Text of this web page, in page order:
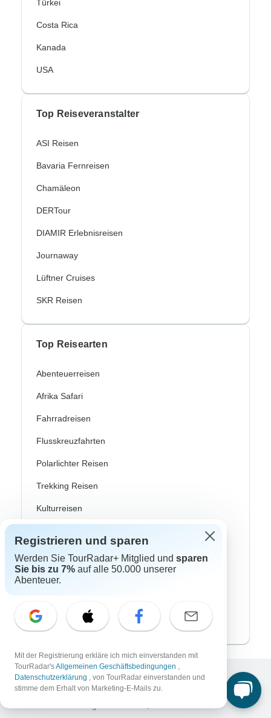
Türkei
Costa Rica
Kanada
USA
Top Reiseveranstalter
ASI Reisen
Bavaria Fernreisen
Chamäleon
DERTour
DIAMIR Erlebnisreisen
Journaway
Lüftner Cruises
SKR Reisen
Top Reisearten
Abenteuerreisen
Afrika Safari
Fahrradreisen
Flusskreuzfahrten
Polarlichter Reisen
Trekking Reisen
Kulturreisen
Zugreisen
Badereisen
Private Rundreisen
Excellent
Registrieren und sparen
Werden Sie TourRadar+ Mitglied und sparen
Sie bis zu 7% auf alle 50.000 unserer
Abenteuer.
Mit der Registrierung erkläre ich mich einverstanden mit
TourRadar'sAllgemeinen Geschäftsbedingungen ,
Datenschutzerklärung , von TourRadar einverstanden und
stimme dem Erhalt von Marketing-E-Mails zu.